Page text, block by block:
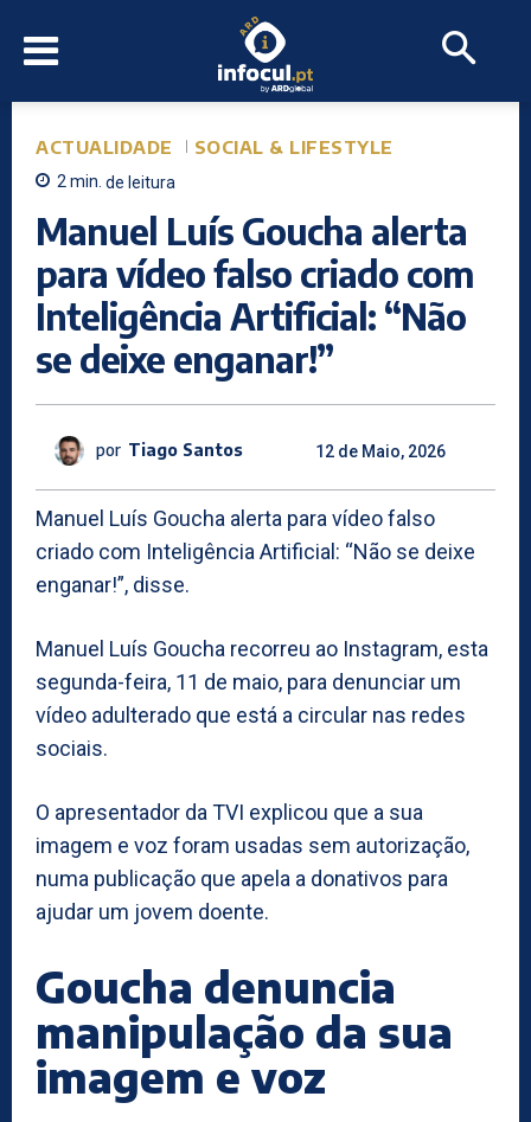
ACTUALIDADE SOCIAL & LIFESTYLE
2min. de leitura
Manuel Luís Goucha alerta
para vídeo falso criado com
Inteligência Artificial: “Não
se deixe enganar!”
por Tiago Santos 12 de Maio, 2026
Manuel Luís Goucha alerta para vídeo falso
criado com Inteligência Artificial: “Não se deixe
enganar!”, disse.
Manuel Luís Goucha recorreu ao Instagram, esta
segunda-feira, 11 de maio, para denunciar um
vídeo adulterado que está a circular nas redes
sociais.
O apresentador da TVI explicou que a sua
imagem e voz foram usadas sem autorização,
numa publicação que apela a donativos para
ajudar um jovem doente.
Goucha denuncia
manipulação da sua
imagem e voz